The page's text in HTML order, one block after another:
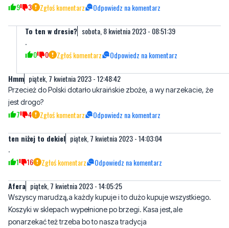
.
Przecież do Polski dotarło ukraińskie zboże, a wy narzekacie, że
7 4 Zgłoś komentarz Odpowiedz na komentarz
ten niżej to dekiel
.
Afera
Wszyscy marudzą,a każdy kupuje i to dużo kupuje wszystkiego.
ponarzekać też trzeba bo to nasza tradycja
4 3 Zgłoś komentarz Odpowiedz na komentarz
Buhahahahahahahaha... piątek, 7 kwietnia 2023 - 14:35:06